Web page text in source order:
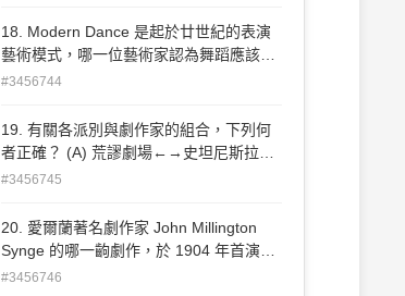
(D) 橢圓反射聚光燈(Ellipsoidal Reflector
Spotlight)
18. Modern Dance 是起於廿世紀的表演
藝術模式，哪一位藝術家認為舞蹈應該建
立在自然節奏及動作上？ (A) Isadora
Ulanova (D) Rudolf Nureyev
#3456744
19. 有關各派別與劇作家的組合，下列何
者正確？ (A) 荒謬劇場←→史坦尼斯拉夫
斯基(Konstantin Stasnislavsky) (B) 史詩
酷劇場←→理查‧謝喜納(Richard
Schechner) (D) 貧窮劇場←→史特林堡
#3456745
20. 愛爾蘭著名劇作家 John Millington
Synge 的哪一齣劇作，於 1904 年首演，
被稱作英文劇作中最佳的「獨幕劇」？
#3456746